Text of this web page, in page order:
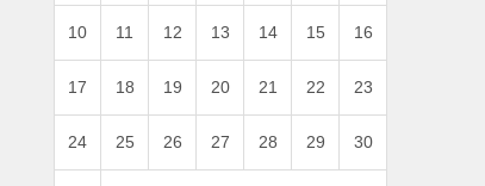
10 11 12 13 14 15 16
17 18 19 20 21 22 23
24 25 26 27 28 29 30